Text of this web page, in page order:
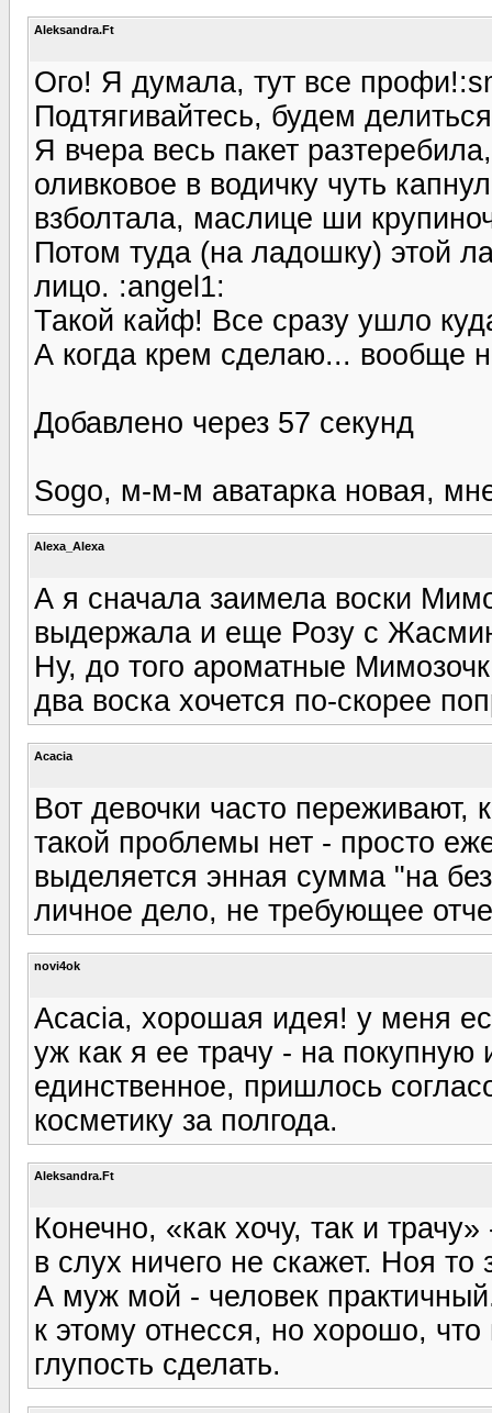
Aleksandra.Ft
Ого! Я думала, тут все
Подтягивайтесь, будем
Я вчера весь пакет
оливковое в водичку чуть
взболтала, маслице ши
Потом туда (на ладошку) этой
лицо. :angel1:
Такой кайф! Все сразу ушло
А когда крем сделаю... вообще
Добавлено через 57 секунд
Sogo, м-м-м аватарка новая,
Alexa_Alexa
А я сначала заимела воски
выдержала и еще Розу с
Ну, до того ароматные
два воска хочется по-скорее
Acacia
Вот девочки часто переживают,
такой проблемы нет - просто
выделяется энная сумма "на
личное дело, не требующее
novi4ok
Acacia, хорошая идея! у меня
уж как я ее трачу - на
единственное, пришлось
косметику за полгода.
Aleksandra.Ft
Конечно, «как хочу, так и
в слух ничего не скажет. Ноя
А муж мой - человек
к этому отнесся, но хорошо,
глупость сделать.